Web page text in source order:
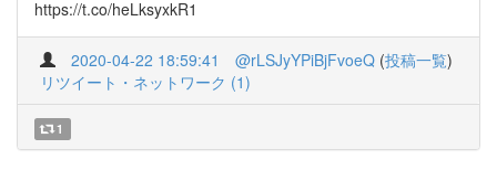
https://t.co/heLksyxkR1
2020-04-22 18:59:41 @rLSJyYPiBjFvoeQ (投稿一覧)
リツイート・ネットワーク (1)
1